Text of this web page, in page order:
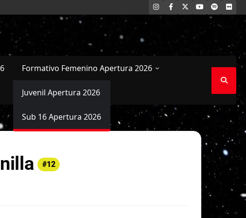
INSTAGRAM
FACEBOOK YOUTUBE
SPOTIFY
Formativo Femenino Apertura 2026
Juvenil Apertura 2026
Sub 16 Apertura 2026
#12